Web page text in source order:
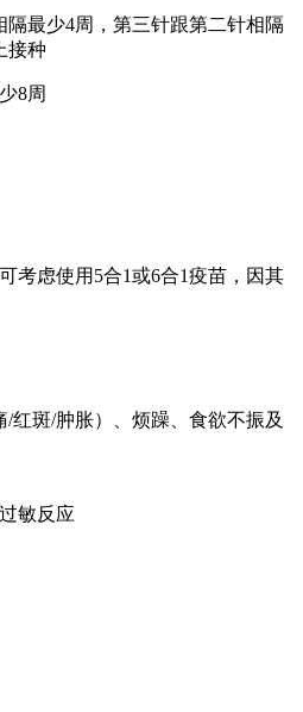
隔最少4周，第三针跟第二针相隔
接种
8周
考虑使用5合1或6合1疫苗，因其
红斑/肿胀）、烦躁、食欲不振及
敏反应